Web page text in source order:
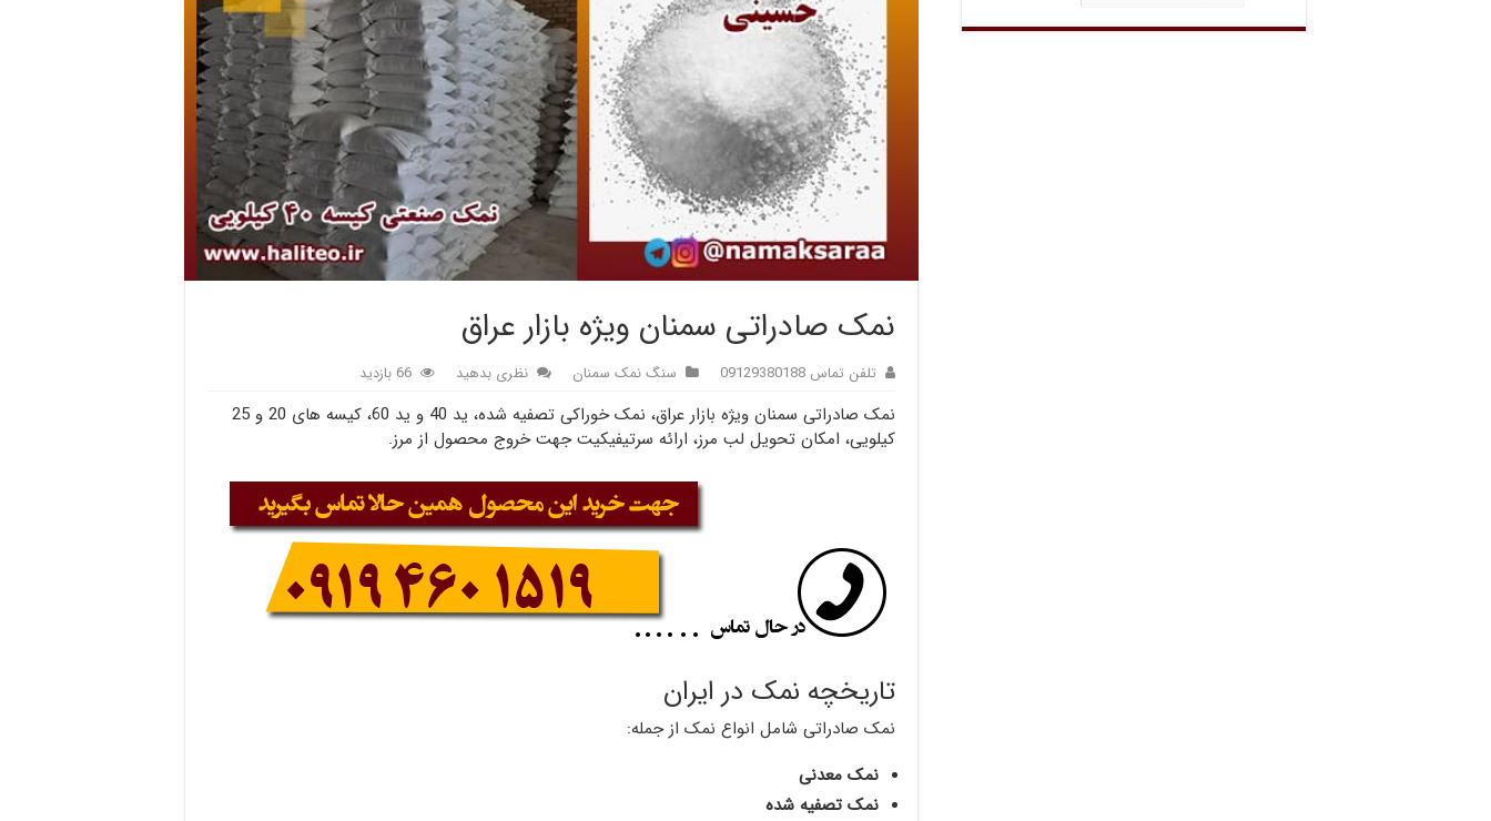
نمک صادراتی سمنان ویژه بازار عراق
تلفن تماس 09129380188 سنگ نمک سمنان نظری بدهید 66 بازدید
نمک صادراتی سمنان ویژه بازار عراق، نمک خوراکی تصفیه شده، ید 40 و ید 60، کیسه های 20 و 25
کیلویی، امکان تحویل لب مرز، ارائه سرتیفیکیت جهت خروج محصول از مرز.
تاریخچه نمک در ایران
نمک صادراتی شامل انواع نمک از جمله:
نمک معدنی
نمک تصفیه شده